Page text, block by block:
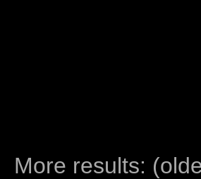
More results: